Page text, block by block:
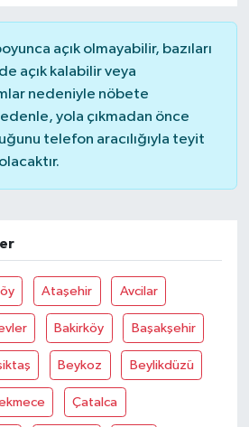
açık olmayabilir, bazıları
açık kalabilir veya
nedeniyle nöbete
yola çıkmadan önce
telefon aracılığıyla teyit
Ataşehir Avcilar
Bakirköy Başakşehir
Beykoz Beylikdüzü
Çatalca